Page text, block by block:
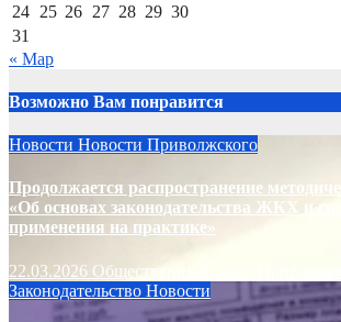
24 25 26 27 28 29 30
31
« Мар
Возможно Вам понравится
Новости Новости Приволжского
Продолжается распространение
«Об основах законодательства ЖКХ и
применения на практике»
22.03.2026 Общественный совет
Законодательство Новости